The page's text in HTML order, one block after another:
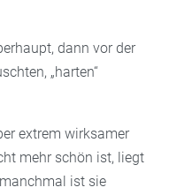
dann vor der
„harten“
extrem wirksamer
mehr schön ist, liegt
ist sie